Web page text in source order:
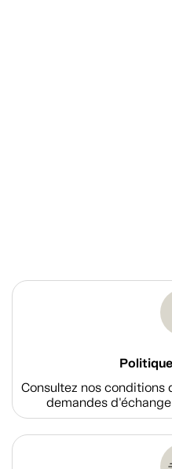
Consultez nos
demandes